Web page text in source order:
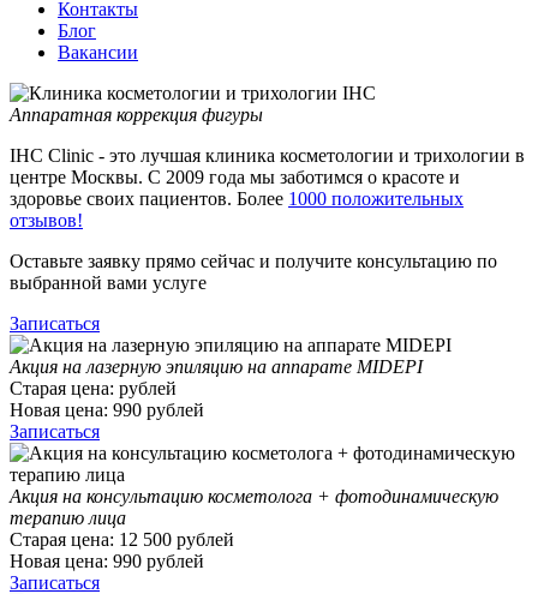
Контакты
Блог
Вакансии
Аппаратная коррекция фигуры
IHC Clinic - это лучшая клиника косметологии и трихологии в
центре Москвы. С 2009 года мы заботимся о красоте и
здоровье своих пациентов. Более 1000 положительных
отзывов!
Оставьте заявку прямо сейчас и получите консультацию по
выбранной вами услуге
Записаться
Акция на лазерную эпиляцию на аппарате MIDEPI
Старая цена: рублей
Новая цена: 990 рублей
Записаться
Акция на консультацию косметолога + фотодинамическую
терапию лица
Старая цена: 12 500 рублей
Новая цена: 990 рублей
Записаться